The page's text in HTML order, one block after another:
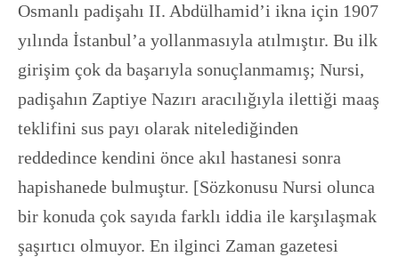
Osmanlı padişahı II. Abdülhamid’i ikna için 1907
yılında İstanbul’a yollanmasıyla atılmıştır. Bu ilk
girişim çok da başarıyla sonuçlanmamış; Nursi,
padişahın Zaptiye Nazırı aracılığıyla ilettiği maaş
teklifini sus payı olarak nitelediğinden
reddedince kendini önce akıl hastanesi sonra
hapishanede bulmuştur. [Sözkonusu Nursi olunca
bir konuda çok sayıda farklı iddia ile karşılaşmak
şaşırtıcı olmuyor. En ilginci Zaman gazetesi